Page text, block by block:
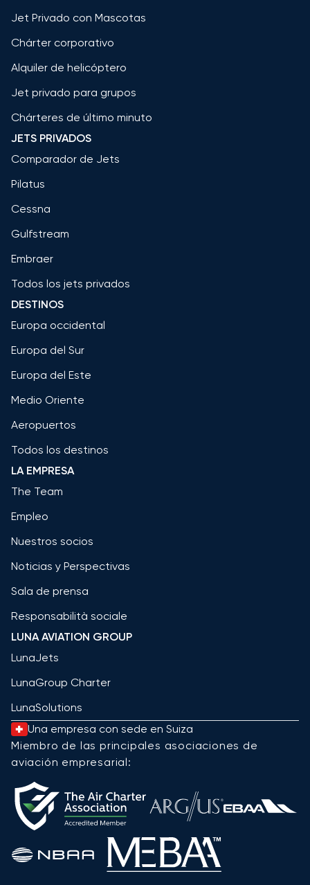
Jet Privado con Mascotas
Chárter corporativo
Alquiler de helicóptero
Jet privado para grupos
Chárteres de último minuto
JETS PRIVADOS
Comparador de Jets
Pilatus
Cessna
Gulfstream
Embraer
Todos los jets privados
DESTINOS
Europa occidental
Europa del Sur
Europa del Este
Medio Oriente
Aeropuertos
Todos los destinos
LA EMPRESA
The Team
Empleo
Nuestros socios
Noticias y Perspectivas
Sala de prensa
Responsabilità sociale
LUNA AVIATION GROUP
LunaJets
LunaGroup Charter
LunaSolutions
Una empresa con sede en Suiza
Miembro de las principales asociaciones de
aviación empresarial: